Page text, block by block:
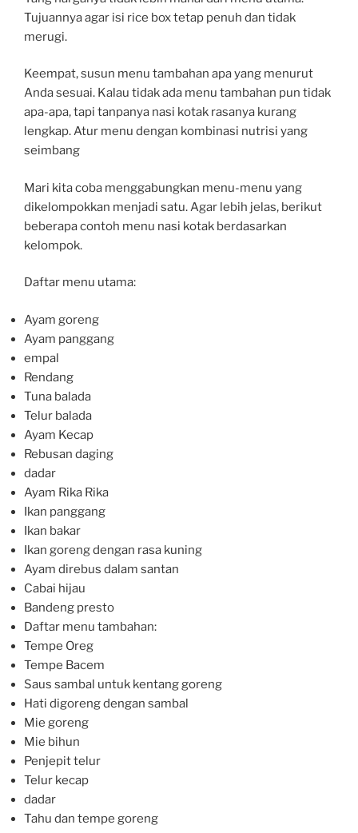
Tujuannya agar isi rice box tetap penuh dan tidak
merugi.
Keempat, susun menu tambahan apa yang menurut
Anda sesuai. Kalau tidak ada menu tambahan pun tidak
apa-apa, tapi tanpanya nasi kotak rasanya kurang
lengkap. Atur menu dengan kombinasi nutrisi yang
seimbang
Mari kita coba menggabungkan menu-menu yang
dikelompokkan menjadi satu. Agar lebih jelas, berikut
beberapa contoh menu nasi kotak berdasarkan
kelompok.
Daftar menu utama:
Ayam goreng
Ayam panggang
empal
Rendang
Tuna balada
Telur balada
Ayam Kecap
Rebusan daging
dadar
Ayam Rika Rika
Ikan panggang
Ikan bakar
Ikan goreng dengan rasa kuning
Ayam direbus dalam santan
Cabai hijau
Bandeng presto
Daftar menu tambahan:
Tempe Oreg
Tempe Bacem
Saus sambal untuk kentang goreng
Hati digoreng dengan sambal
Mie goreng
Mie bihun
Penjepit telur
Telur kecap
dadar
Tahu dan tempe goreng